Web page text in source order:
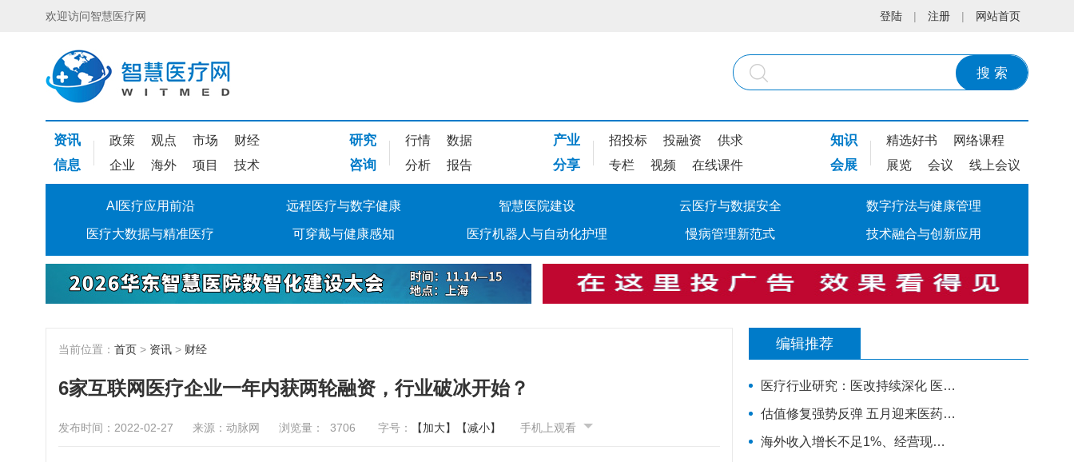
欢迎访问智慧医疗网 登陆 | 注册 | 网站首页
搜 索
资讯 政策 观点 市场 财经
信息 企业 海外 项目 技术
研究 行情 数据
咨询 分析 报告
产业 招投标 投融资 供求
分享 专栏 视频 在线课件
知识 精选好书 网络课程
会展 展览 会议 线上会议
AI医疗应用前沿 远程医疗与数字健康 智慧医院建设 云医疗与数据安全 数字疗法与健康管理
医疗大数据与精准医疗 可穿戴与健康感知 医疗机器人与自动化护理 慢病管理新范式 技术融合与创新应用
当前位置： 首页 > 资讯 > 财经
6家互联网医疗企业一年内获两轮融资，行业破冰开始？
发布时间：2022-02-27 来源：动脉网 浏览量： 3706 字号： 【加大】 【减小】 手机上观看
编辑推荐
医疗行业研究：医改持续深化 医疗板块景气领域值得关注
估值修复强势反弹 五月迎来医药行情？
海外收入增长不足1%、经营现金流大降，迈瑞医疗跌超8%| 公司观察